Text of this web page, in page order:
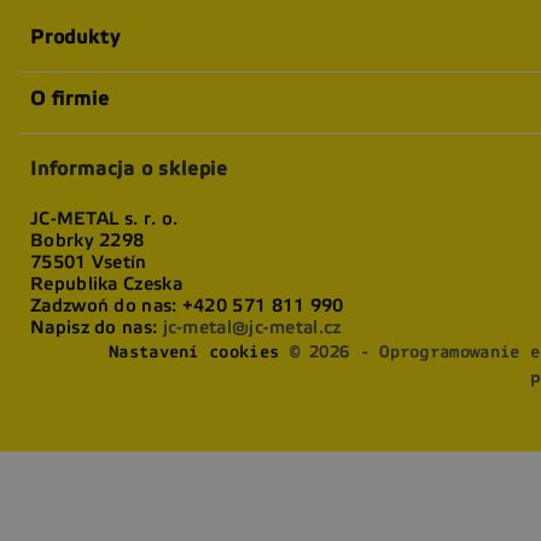
Produkty
O firmie
Informacja o sklepie
JC-METAL s. r. o.
Bobrky 2298
75501 Vsetín
Republika Czeska
Zadzwoń do nas: +420 571 811 990
Napisz do nas: jc-metal@jc-metal.cz
Nastavení cookies
© 2026 - Oprogramowanie